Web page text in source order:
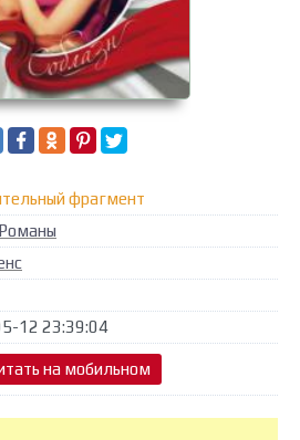
фрагмент
Романы
12 23:39:04
на мобильном